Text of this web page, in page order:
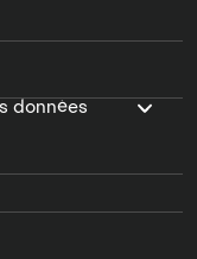
données